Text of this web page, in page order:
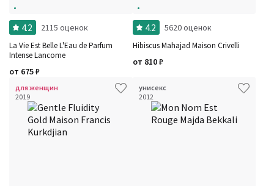
Ароматы за последние годы
Год производства
4.2 2115 оценок
La Vie Est Belle L'Eau de Parfum
Intense Lancome
от 675₽
4.2 5620 оценок
Hibiscus Mahajad Maison Crivelli
от 810₽
для женщин
2019
унисекс
2012